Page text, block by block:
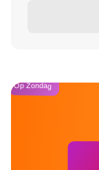
Op Zondag